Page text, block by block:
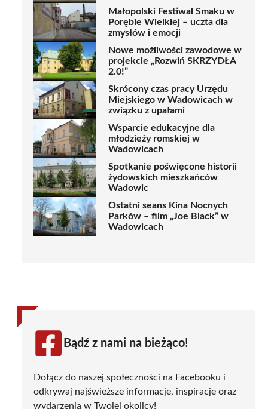
Małopolski Festiwal Smaku w
Porębie Wielkiej – uczta dla
zmysłów i emocji
Nowe możliwości zawodowe w
projekcie „Rozwiń SKRZYDŁA
2.0!”
Skrócony czas pracy Urzędu
Miejskiego w Wadowicach w
związku z upałami
Wsparcie edukacyjne dla
młodzieży romskiej w
Wadowicach
Spotkanie poświęcone historii
żydowskich mieszkańców
Wadowic
Ostatni seans Kina Nocnych
Parków – film „Joe Black” w
Wadowicach
Bądź z nami na bieżąco!
Dołącz do naszej społeczności na Facebooku i
odkrywaj najświeższe informacje, inspiracje oraz
wydarzenia w Twojej okolicy!